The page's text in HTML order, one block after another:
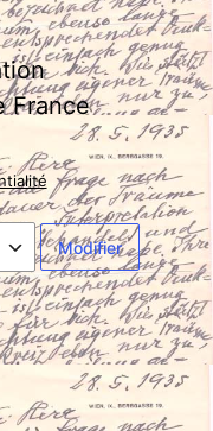
France